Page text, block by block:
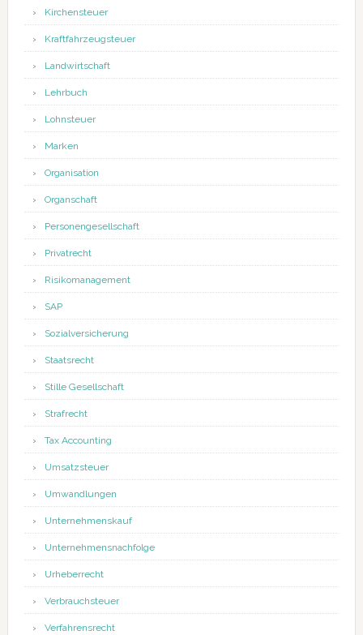
Kirchensteuer
Kraftfahrzeugsteuer
Landwirtschaft
Lehrbuch
Lohnsteuer
Marken
Organisation
Organschaft
Personengesellschaft
Privatrecht
Risikomanagement
SAP
Sozialversicherung
Staatsrecht
Stille Gesellschaft
Strafrecht
Tax Accounting
Umsatzsteuer
Umwandlungen
Unternehmenskauf
Unternehmensnachfolge
Urheberrecht
Verbrauchsteuer
Verfahrensrecht